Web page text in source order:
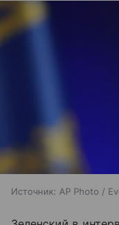
Источник: AP Photo /